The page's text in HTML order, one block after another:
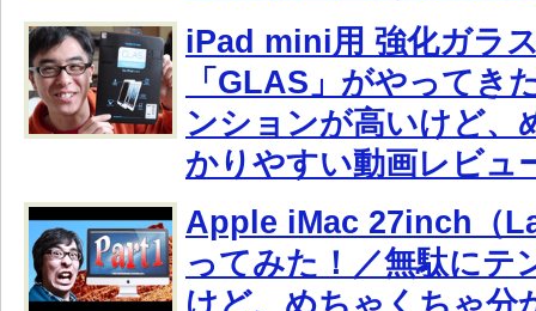
iPad mini用 強化ガラ
「GLAS」がやってき
ンションが高いけど、
かりやすい動画レビュ
Apple iMac 27inch（
ってみた！／無駄にテ
けど、めちゃくちゃ分